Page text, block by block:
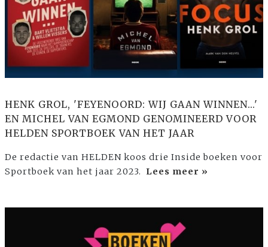
HENK GROL, 'FEYENOORD: WIJ GAAN WINNEN...'
EN MICHEL VAN EGMOND GENOMINEERD VOOR
HELDEN SPORTBOEK VAN HET JAAR
De redactie van HELDEN koos drie Inside boeken voor
Sportboek van het jaar 2023. Lees meer »